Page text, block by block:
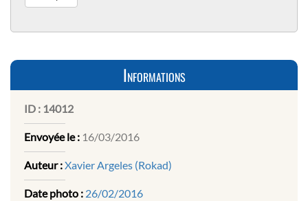
Informations
ID : 14012
Envoyée le : 16/03/2016
Auteur :Xavier Argeles (Rokad)
Date photo : 26/02/2016